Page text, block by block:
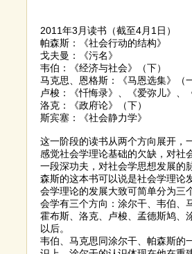
2011年3月读书（截至4月1日）
帕森斯：《社会行动的结构》
戈夫曼：《污名》
韦伯：《经济与社会》（下）
马克思、恩格斯：《马恩选集》（
卢梭：《忏悔录》、《爱弥儿》、
洛克：《政府论》（下）
斯宾塞：《社会静力学》
这一阶段的读书从两个方向展开，
感觉社会学理论基础的欠缺，对社
一段深功夫，对社会学思想发展的
森斯的这本书可以说是社会学理论
会学理论的发展大致可简单分为三
会学有三个方向：涂尔干、韦伯、
霍布斯、洛克、卢梭、孟德斯鸠、
以后。
韦伯、马克思同涂尔干、帕森斯的